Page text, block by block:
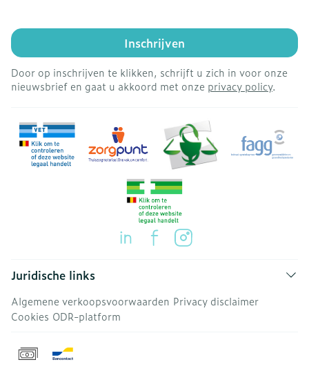
Inschrijven
Door op inschrijven te klikken, schrijft u zich in voor onze
nieuwsbrief en gaat u akkoord met onze privacy policy.
Juridische links
Algemene verkoopsvoorwaarden Privacy disclaimer
Cookies ODR-platform